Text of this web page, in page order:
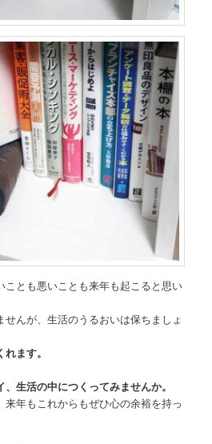
ことも悪いことも来年も起こると思い
んが、生活のうるおいは保ちましょ
ます。
生活の中につくってみませんか。
来年もこれからもぜひ心の余裕を持っ